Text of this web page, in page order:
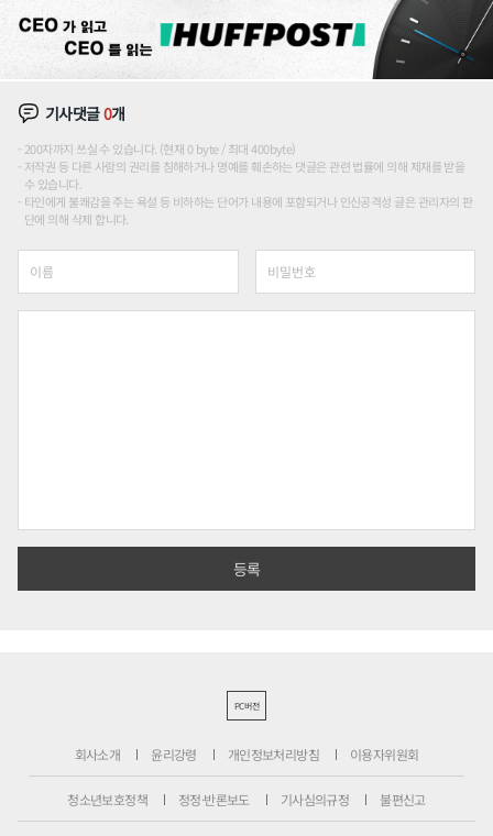
기사댓글0개
200자까지 쓰실 수 있습니다. (현재 0 byte / 최대 400byte)
저작권 등 다른 사람의 권리를 침해하거나 명예를 훼손하는 댓글은 관련 법률에 의해 제재를 받을
수 있습니다.
타인에게 불쾌감을 주는 욕설 등 비하하는 단어가 내용에 포함되거나 인신공격성 글은 관리자의 판
단에 의해 삭제 합니다.
PC버전
회사소개 윤리강령 개인정보처리방침 이용자위원회
청소년보호정책 정정·반론보도 기사심의규정 불편신고